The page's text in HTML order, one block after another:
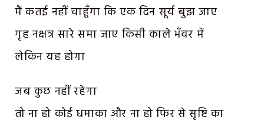
मैं कतई नहीं चाहूँगा कि एक दिन सूर्य बुझ जाए
गृह नक्षत्र सारे समा जाए किसी काले भँवर में
लेकिन यह होगा
जब कुछ नहीं रहेगा
तो ना हो कोई धमाका और ना हो फिर से सृष्टि का